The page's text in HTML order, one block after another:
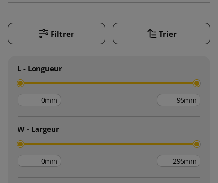
Filtrer Trier
L - Longueur
mm mm
W - Largeur
mm mm